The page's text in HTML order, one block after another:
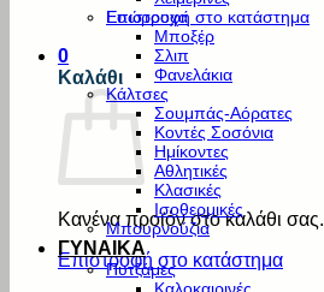
Επιστροφή στο κατάστημα
0
Καλάθι
Κανένα προϊόν στο καλάθι σας.
Επιστροφή στο κατάστημα
Εσώρουχα
Μποξέρ
Σλιπ
Φανελάκια
Κάλτσες
Σουμπάς-Αόρατες
Κοντές Σοσόνια
Ημίκοντες
Αθλητικές
Κλασικές
Ισοθερμικές
Μπουρνούζια
ΓΥΝΑΙΚΑ
Πυτζάμες